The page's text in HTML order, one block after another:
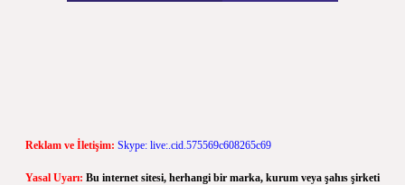
Reklam ve İletişim: Skype: live:.cid.575569c608265c69
Yasal Uyarı: Bu internet sitesi, herhangi bir marka, kurum veya şahıs şirketi